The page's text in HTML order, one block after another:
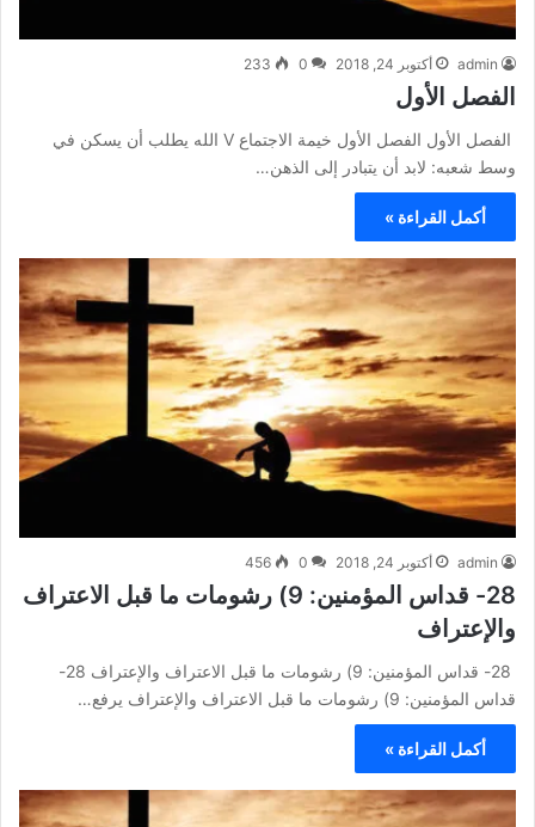
admin أكتوبر 24, 2018 0
233
الفصل الأول
الفصل الأول الفصل الأول خيمة الاجتماع V الله يطلب أن يسكن في
وسط شعبه: لابد أن يتبادر إلى الذهن…
أكمل القراءة »
admin أكتوبر 24, 2018 0
456
28- قداس المؤمنين: 9) رشومات ما قبل الاعتراف
والإعتراف
28- قداس المؤمنين: 9) رشومات ما قبل الاعتراف والإعتراف 28-
قداس المؤمنين: 9) رشومات ما قبل الاعتراف والإعتراف يرفع…
أكمل القراءة »